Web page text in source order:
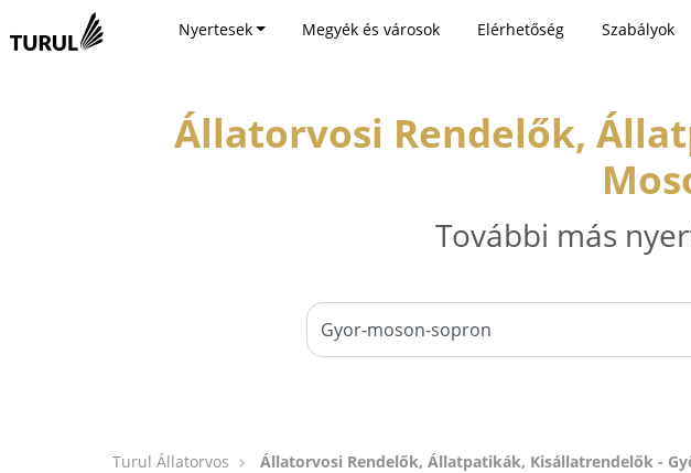
Nyertesek Megyék és városok Elérhetőség Szabályok
Állatorvosi Rendelők,
További más
Turul Állatorvos Állatorvosi Rendelők, Állatpatikák, Kisállatrendelők -